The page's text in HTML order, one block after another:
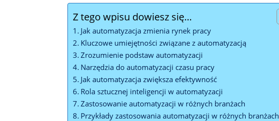
Z tego wpisu dowiesz się…
Jak automatyzacja zmienia rynek pracy
Kluczowe umiejętności związane z automatyzacją
Zrozumienie podstaw automatyzacji
Narzędzia do automatyzacji czasu pracy
Jak automatyzacja zwiększa efektywność
Rola sztucznej inteligencji w automatyzacji
Zastosowanie automatyzacji w różnych branżach
Przykłady zastosowania automatyzacji w różnych branżach